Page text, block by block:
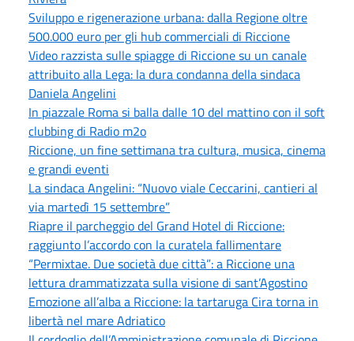
Sviluppo e rigenerazione urbana: dalla Regione oltre
500.000 euro per gli hub commerciali di Riccione
Video razzista sulle spiagge di Riccione su un canale
attribuito alla Lega: la dura condanna della sindaca
Daniela Angelini
In piazzale Roma si balla dalle 10 del mattino con il soft
clubbing di Radio m2o
Riccione, un fine settimana tra cultura, musica, cinema
e grandi eventi
La sindaca Angelini: “Nuovo viale Ceccarini, cantieri al
via martedì 15 settembre”
Riapre il parcheggio del Grand Hotel di Riccione:
raggiunto l’accordo con la curatela fallimentare
“Permixtae. Due società due città”: a Riccione una
lettura drammatizzata sulla visione di sant’Agostino
Emozione all’alba a Riccione: la tartaruga Cira torna in
libertà nel mare Adriatico